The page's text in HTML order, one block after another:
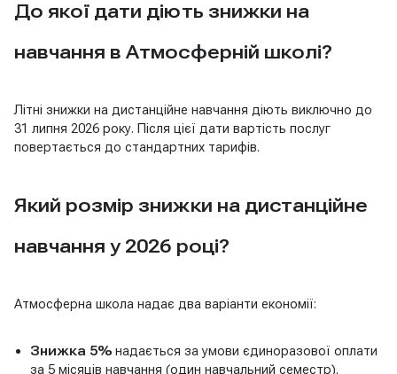
До якої дати діють знижки на
навчання в Атмосферній школі?
Літні знижки на дистанційне навчання діють виключно до
31 липня 2026 року. Після цієї дати вартість послуг
повертається до стандартних тарифів.
Який розмір знижки на дистанційне
навчання у 2026 році?
Атмосферна школа надає два варіанти економії:
Знижка 5%надається за умови єдиноразової оплати
за 5 місяців навчання (один навчальний семестр).